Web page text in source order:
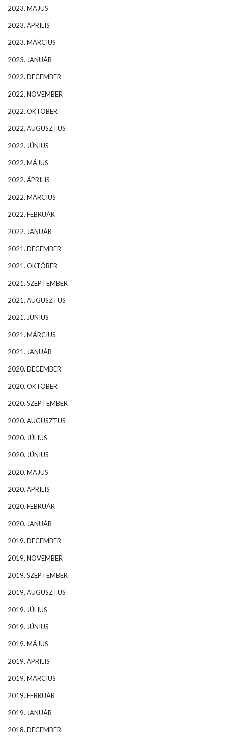
2023. MÁJUS
2023. ÁPRILIS
2023. MÁRCIUS
2023. JANUÁR
2022. DECEMBER
2022. NOVEMBER
2022. OKTÓBER
2022. AUGUSZTUS
2022. JÚNIUS
2022. MÁJUS
2022. ÁPRILIS
2022. MÁRCIUS
2022. FEBRUÁR
2022. JANUÁR
2021. DECEMBER
2021. OKTÓBER
2021. SZEPTEMBER
2021. AUGUSZTUS
2021. JÚNIUS
2021. MÁRCIUS
2021. JANUÁR
2020. DECEMBER
2020. OKTÓBER
2020. SZEPTEMBER
2020. AUGUSZTUS
2020. JÚLIUS
2020. JÚNIUS
2020. MÁJUS
2020. ÁPRILIS
2020. FEBRUÁR
2020. JANUÁR
2019. DECEMBER
2019. NOVEMBER
2019. SZEPTEMBER
2019. AUGUSZTUS
2019. JÚLIUS
2019. JÚNIUS
2019. MÁJUS
2019. ÁPRILIS
2019. MÁRCIUS
2019. FEBRUÁR
2019. JANUÁR
2018. DECEMBER